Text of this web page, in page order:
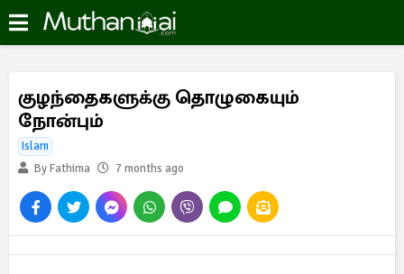
குழந்தைகளுக்கு தொழுகையும்
நோன்பும்
Islam
By Fathima
7 months ago